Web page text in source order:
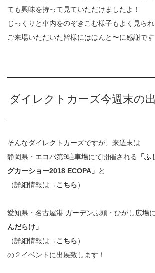
ても興味を持って見ていただけましたよ！
じっくりと車内をのぞきこむ様子もよく見られ
ご来場いただいた皆様にはほんと〜に感謝です
ダイレクトカーズ今週末の
そんなダイレクトカーズですが、来週末は
静岡県・エコパ第9駐車場にて開催される
「
グカーショー2018 ECOPA」 と
（詳細情報は→ こちら）
愛知県・名古屋港 ガーデンふ頭・ひがし広場
んだらけ」
（詳細情報は→ こちら）
の２イベントに出展致します！